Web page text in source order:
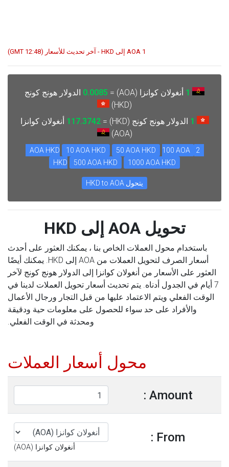
1 AOA إلى HKD - آخر تحديث للأسعار (12:48 GMT)
1 أنغولان كوانزا (AOA) = 0.0085 الدولار هونج كونج
(HKD)
1 الدولار هونج كونج (HKD) = 117.3742 أنغولان كوانزا
(AOA)
2 AOA HKD
10 AOA HKD 50 AOA HKD
100 AOA
HKD
500 AOA HKD 1000 AOA HKD
يتحول HKD to AOA
تحويل AOA إلى HKD
باستخدام محول العملات الخاص بنا ، يمكنك العثور على أحدث
أسعار الصرف لتحويل العملات من AOA إلى HKD. يمكنك أيضًا
العثور على الأسعار من أنغولان كوانزا إلى الدولار هونج كونج لآخر
7 أيام في الجدول أدناه. يتم تحديث أسعار تحويل العملات لدينا في
الوقت الفعلي ويتم الاعتماد عليها من قبل التجار ورجال الأعمال
والأفراد على حد سواء للحصول على معلومات حية ودقيقة
ومحدثة في الوقت الفعلي.
محول أسعار العملات
Amount :
From :
أنغولان كوانزا (AOA)